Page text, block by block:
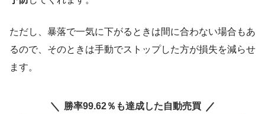
+80,200円 +998,900円 1,968,322
ただし、暴落で一気に下がるときは間に合わない場合もあ
るので、そのときは手動でストップした方が損失を減らせ
ます。
勝率99.62％も達成した自動売買